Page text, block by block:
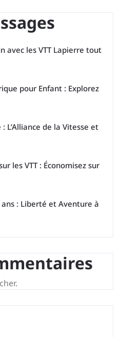
avec les VTT Lapierre tout
pour Enfant : Explorez
L’Alliance de la Vitesse et
les VTT : Économisez sur
: Liberté et Aventure à